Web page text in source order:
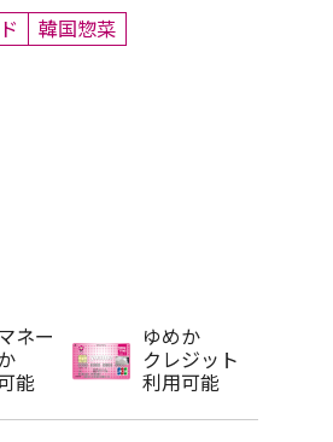
韓国惣菜
ネー
能
ゆめか
クレジット
利用可能